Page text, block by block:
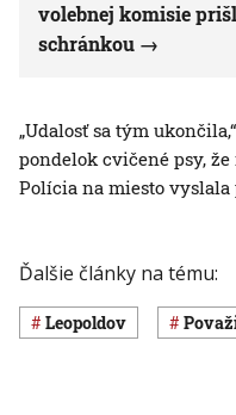
volebnej komisie
schránkou
„Udalosť sa tým
pondelok cvičené psy,
Polícia na miesto
Ďalšie články na tému:
Leopoldov